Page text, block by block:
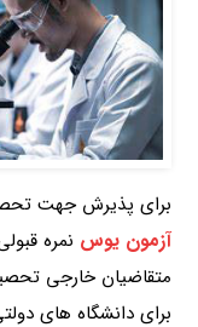
برای پذیرش جهت
آزمون یوس نمره
متقاضیان خارجی
برای دانشگاه های